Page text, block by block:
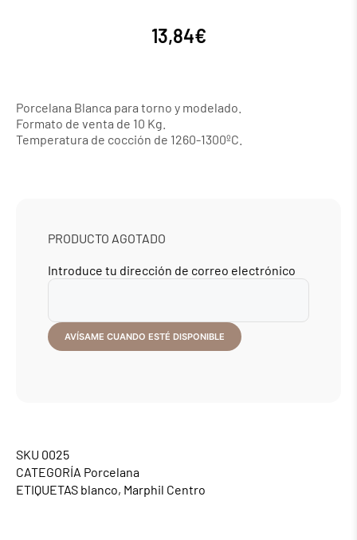
13,84€
Porcelana Blanca para torno y modelado.
Formato de venta de 10 Kg.
Temperatura de cocción de 1260-1300ºC.
PRODUCTO AGOTADO
Introduce tu dirección de correo electrónico
SKU 0025
CATEGORÍA Porcelana
ETIQUETAS blanco, Marphil Centro